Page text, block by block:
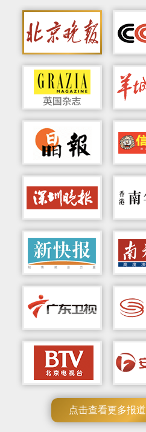
点击查看更多报道